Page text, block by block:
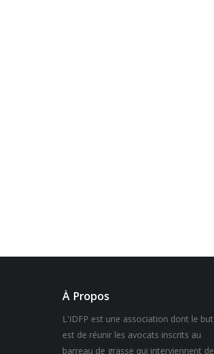
À Propos
L'IDFP est une association dont le but
est de réunir les avocats inscrits au
barreau de grasse qui interviennent de